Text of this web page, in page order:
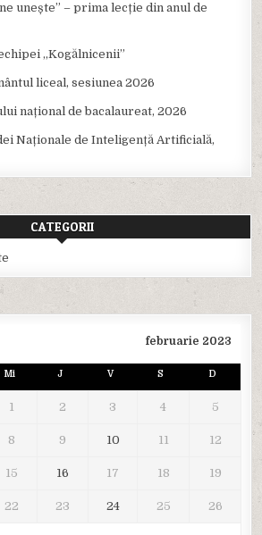
unește” – prima lecție din anul de
,,Kogălnicenii”
liceal, sesiunea 2026
național de bacalaureat, 2026
Naționale de Inteligență Artificială,
CATEGORII
februarie 2023
Mi J V S D
1 2 3 4 5
8 9 10 11 12
15 16 17 18 19
22 23 24 25 26